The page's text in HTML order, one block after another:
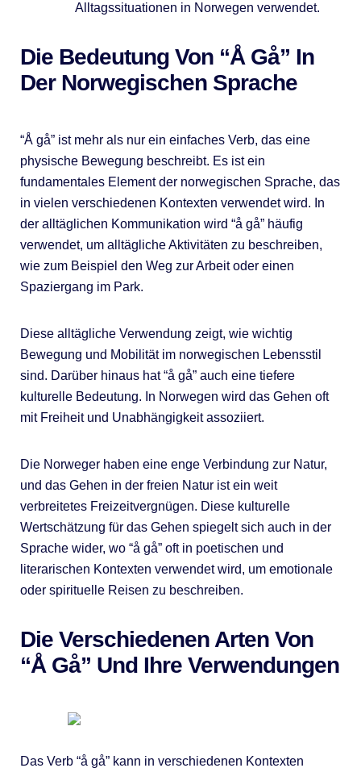
Alltagssituationen in Norwegen verwendet.
Die Bedeutung Von “Å Gå” In
Der Norwegischen Sprache
“Å gå” ist mehr als nur ein einfaches Verb, das eine
physische Bewegung beschreibt. Es ist ein
fundamentales Element der norwegischen Sprache, das
in vielen verschiedenen Kontexten verwendet wird. In
der alltäglichen Kommunikation wird “å gå” häufig
verwendet, um alltägliche Aktivitäten zu beschreiben,
wie zum Beispiel den Weg zur Arbeit oder einen
Spaziergang im Park.
Diese alltägliche Verwendung zeigt, wie wichtig
Bewegung und Mobilität im norwegischen Lebensstil
sind. Darüber hinaus hat “å gå” auch eine tiefere
kulturelle Bedeutung. In Norwegen wird das Gehen oft
mit Freiheit und Unabhängigkeit assoziiert.
Die Norweger haben eine enge Verbindung zur Natur,
und das Gehen in der freien Natur ist ein weit
verbreitetes Freizeitvergnügen. Diese kulturelle
Wertschätzung für das Gehen spiegelt sich auch in der
Sprache wider, wo “å gå” oft in poetischen und
literarischen Kontexten verwendet wird, um emotionale
oder spirituelle Reisen zu beschreiben.
Die Verschiedenen Arten Von
“Å Gå” Und Ihre Verwendungen
Das Verb “å gå” kann in verschiedenen Kontexten